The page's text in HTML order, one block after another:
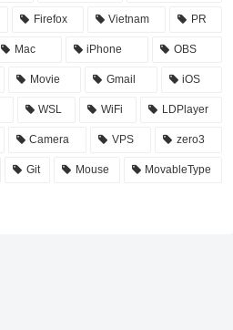
Firefox Vietnam PR
Mac iPhone OBS
Movie Gmail iOS
WSL WiFi LDPlayer
Camera VPS zero3
Git Mouse MovableType